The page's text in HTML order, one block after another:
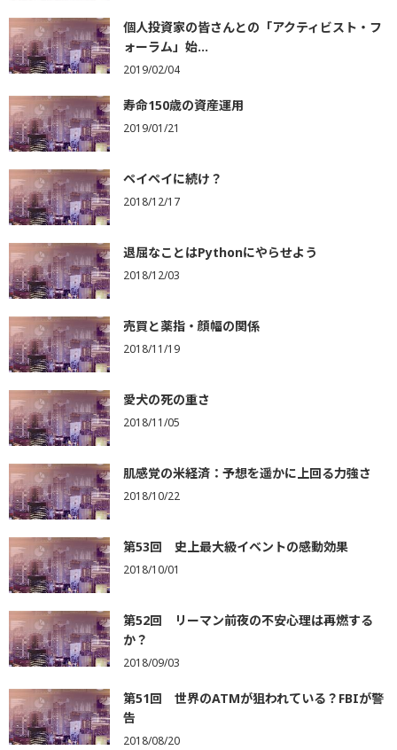
個人投資家の皆さんとの「アクティビスト・フ
ォーラム」始...
2019/02/04
寿命150歳の資産運用
2019/01/21
ペイペイに続け？
2018/12/17
退屈なことはPythonにやらせよう
2018/12/03
売買と薬指・顔幅の関係
2018/11/19
愛犬の死の重さ
2018/11/05
肌感覚の米経済：予想を遥かに上回る力強さ
2018/10/22
第53回 史上最大級イベントの感動効果
2018/10/01
第52回 リーマン前夜の不安心理は再燃する
か？
2018/09/03
第51回 世界のATMが狙われている？FBIが警
告
2018/08/20